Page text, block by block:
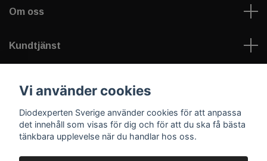
Om oss
Kundtjänst
Sociala medier
Vi använder cookies
Diodexperten Sverige använder cookies för att anpassa
det innehåll som visas för dig och för att du ska få bästa
tänkbara upplevelse när du handlar hos oss.